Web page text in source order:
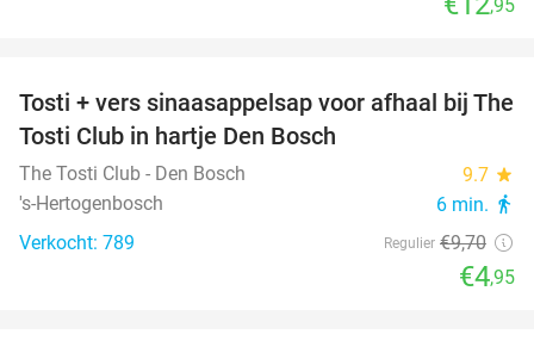
,95
49%
Tosti + vers sinaasappelsap voor afhaal bij The
Tosti Club in hartje Den Bosch
The Tosti Club - Den Bosch 9.7 star
's-Hertogenbosch 6 min. directions_walk
Verkocht: 789 Regulier €9,70
€4,95